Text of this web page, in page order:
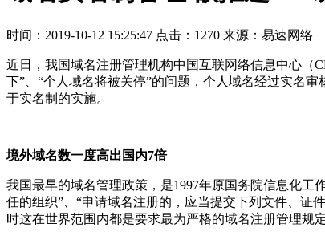
时间：2019-10-12 15:25:47 点击：1270 来源：易速网络
近日，我国域名注册管理机构中国互联网络信息中心（
下”、“个人域名将被关停”的问题，个人域名经过实名
于实名制的实施。
境外域名数一度高出国内7倍
我国最早的域名管理政策，是1997年原国务院信息化
任的组织”、“申请域名注册的，应当提交下列文件、证
时这在世界范围内都是要求最为严格的域名注册管理规定